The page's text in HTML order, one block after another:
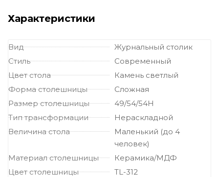
Характеристики
Вид
Журнальный столик
Стиль
Современный
Цвет стола
Камень светлый
Форма столешницы
Сложная
Размер столешницы
49/54/54H
Тип трансформации
Нераскладной
Величина стола
Маленький (до 4
человек)
Материал столешницы
Керамика/МДФ
Цвет столешницы
TL-312